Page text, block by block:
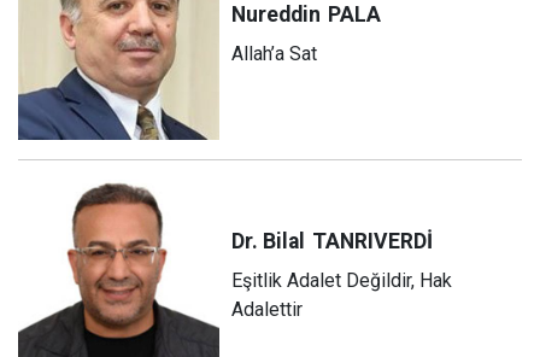
Nureddin PALA
Allah’a Sat
Dr. Bilal TANRIVERDİ
Eşitlik Adalet Değildir, Hak
Adalettir